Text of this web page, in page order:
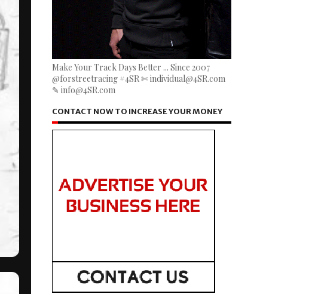
Make Your Track Days Better ... Since 2007
@forstreetracing #4SR ✄ individual@4SR.com
✎ info@4SR.com
CONTACT NOW TO INCREASE YOUR MONEY